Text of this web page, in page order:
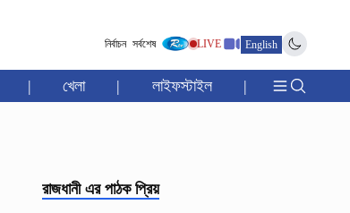
নির্বাচন সর্বশেষ LIVE English
| খেলা | লাইফস্টাইল |
রাজধানী এর পাঠক প্রিয়